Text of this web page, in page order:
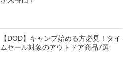
【DOD】キャンプ始める方必見！タイ
ムセール対象のアウトドア商品7選